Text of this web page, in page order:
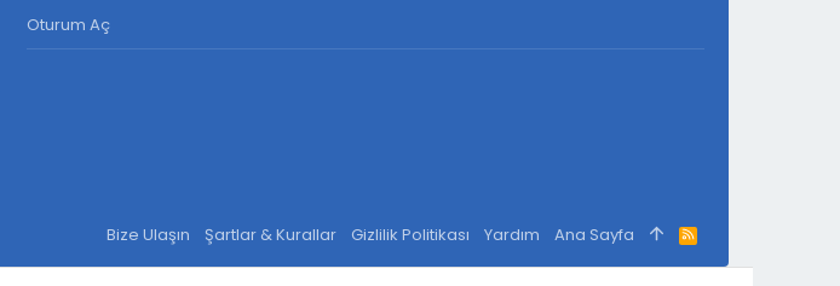
Oturum Aç
Bize Ulaşın Şartlar & Kurallar Gizlilik Politikası Yardım Ana Sayfa
R
S
S